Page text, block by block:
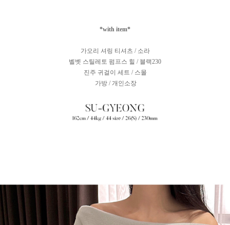
*with item*
가오리 셔링 티셔츠 / 소라
벨벳 스틸레토 펌프스 힐 / 블랙230
진주 귀걸이 세트 / 스몰
가방 / 개인소장